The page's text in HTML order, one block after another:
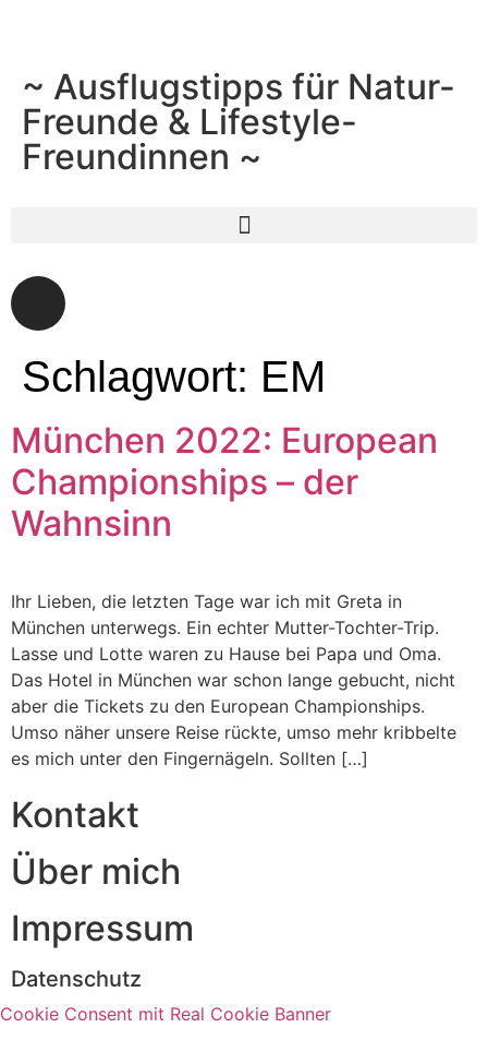
~ Ausflugstipps für Natur-
Freunde & Lifestyle-
Freundinnen ~
Schlagwort: EM
München 2022: European
Championships – der
Wahnsinn
Ihr Lieben, die letzten Tage war ich mit Greta in
München unterwegs. Ein echter Mutter-Tochter-Trip.
Lasse und Lotte waren zu Hause bei Papa und Oma.
Das Hotel in München war schon lange gebucht, nicht
aber die Tickets zu den European Championships.
Umso näher unsere Reise rückte, umso mehr kribbelte
es mich unter den Fingernägeln. Sollten […]
Kontakt
Über mich
Impressum
Datenschutz
Cookie Consent mit Real Cookie Banner